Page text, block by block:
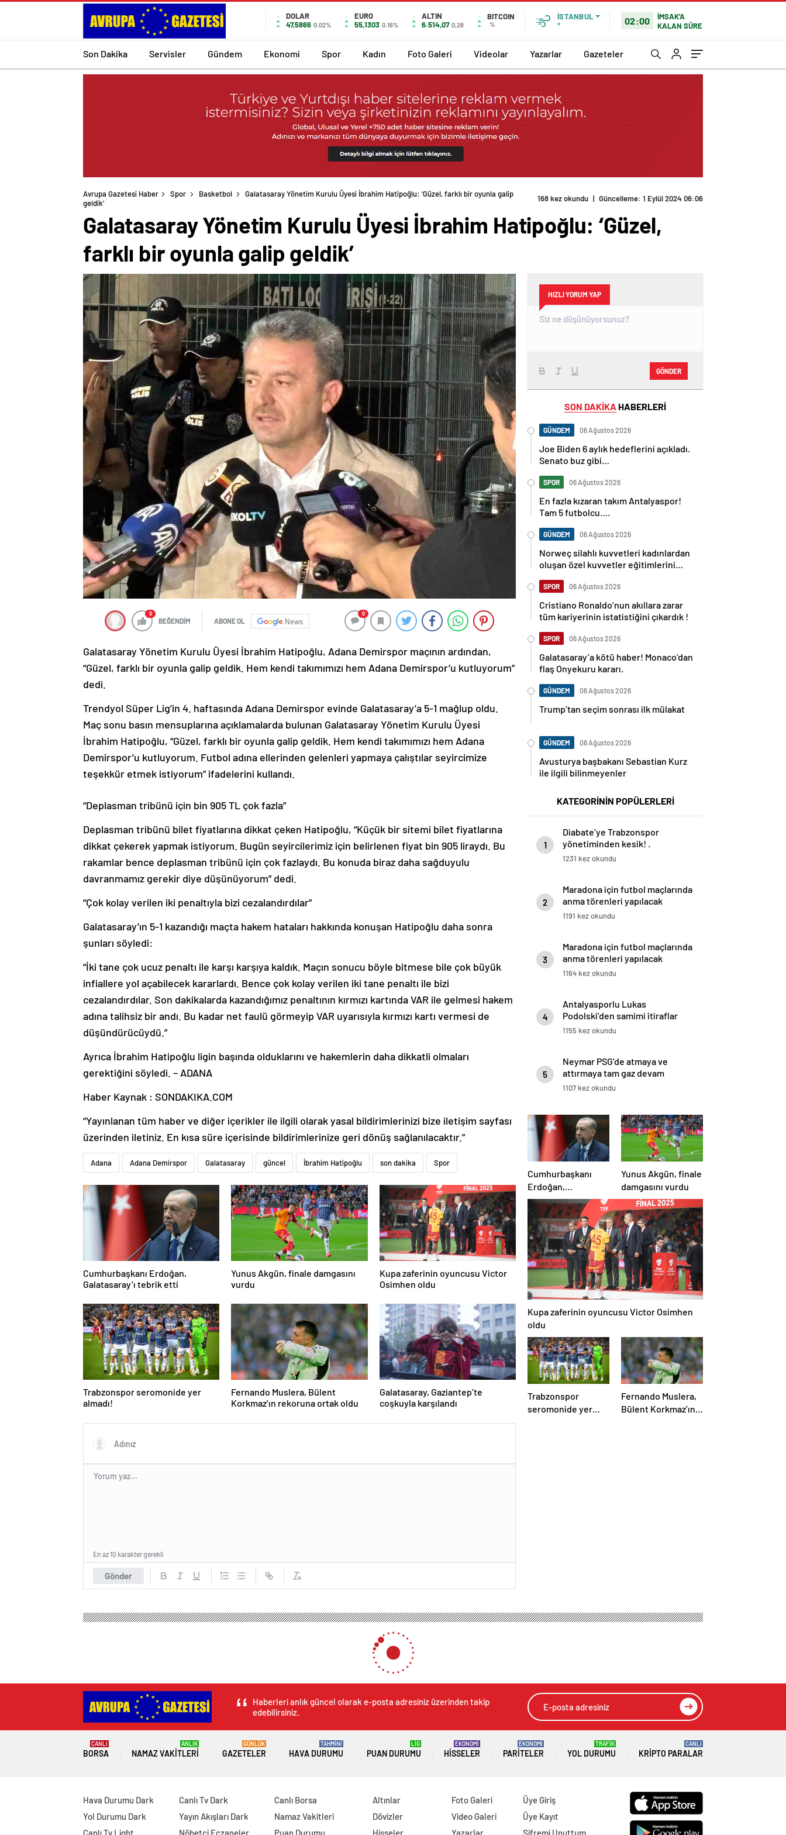
DOLAR
47,5866 0.02%
EURO
55,1303 0.16%
ALTIN
6.514,07 0,28
BITCOIN
%
İSTANBUL
°
02:00
İMSAK'A
KALAN SÜRE
Son Dakika Servisler Gündem Ekonomi Spor Kadın Foto Galeri Videolar Yazarlar Gazeteler
Avrupa Gazetesi Haber Spor Basketbol
Galatasaray Yönetim Kurulu Üyesi İbrahim Hatipoğlu: ‘Güzel, farklı bir oyunla galip
geldik’
168 kez okundu | Güncelleme: 1 Eylül 2024 06:06
Galatasaray Yönetim Kurulu Üyesi İbrahim Hatipoğlu: ‘Güzel,
farklı bir oyunla galip geldik’
0
BEĞENDİM ABONE OL News
0
Galatasaray Yönetim Kurulu Üyesi İbrahim Hatipoğlu, Adana Demirspor maçının ardından,
“Güzel, farklı bir oyunla galip geldik. Hem kendi takımımızı hem Adana Demirspor’u kutluyorum”
dedi.
Trendyol Süper Lig’in 4. haftasında Adana Demirspor evinde Galatasaray’a 5-1 mağlup oldu.
Maç sonu basın mensuplarına açıklamalarda bulunan Galatasaray Yönetim Kurulu Üyesi
İbrahim Hatipoğlu, “Güzel, farklı bir oyunla galip geldik. Hem kendi takımımızı hem Adana
Demirspor’u kutluyorum. Futbol adına ellerinden gelenleri yapmaya çalıştılar seyircimize
teşekkür etmek istiyorum” ifadelerini kullandı.
“Deplasman tribünü için bin 905 TL çok fazla”
Deplasman tribünü bilet fiyatlarına dikkat çeken Hatipoğlu, “Küçük bir sitemi bilet fiyatlarına
dikkat çekerek yapmak istiyorum. Bugün seyircilerimiz için belirlenen fiyat bin 905 liraydı. Bu
rakamlar bence deplasman tribünü için çok fazlaydı. Bu konuda biraz daha sağduyulu
davranmamız gerekir diye düşünüyorum” dedi.
“Çok kolay verilen iki penaltıyla bizi cezalandırdılar”
Galatasaray’ın 5-1 kazandığı maçta hakem hataları hakkında konuşan Hatipoğlu daha sonra
şunları söyledi:
“İki tane çok ucuz penaltı ile karşı karşıya kaldık. Maçın sonucu böyle bitmese bile çok büyük
infiallere yol açabilecek kararlardı. Bence çok kolay verilen iki tane penaltı ile bizi
cezalandırdılar. Son dakikalarda kazandığımız penaltının kırmızı kartında VAR ile gelmesi hakem
adına talihsiz bir andı. Bu kadar net faulü görmeyip VAR uyarısıyla kırmızı kartı vermesi de
düşündürücüydü.”
Ayrıca İbrahim Hatipoğlu ligin başında olduklarını ve hakemlerin daha dikkatli olmaları
gerektiğini söyledi. – ADANA
Haber Kaynak : SONDAKIKA.COM
“Yayınlanan tüm haber ve diğer içerikler ile ilgili olarak yasal bildirimlerinizi bize iletişim sayfası
üzerinden iletiniz. En kısa süre içerisinde bildirimlerinize geri dönüş sağlanılacaktır.”
Adana Adana Demirspor Galatasaray güncel İbrahim Hatipoğlu son dakika Spor
Cumhurbaşkanı Erdoğan,
Galatasaray’ı tebrik etti
Yunus Akgün, finale damgasını
vurdu
Kupa zaferinin oyuncusu Victor
Osimhen oldu
Trabzonspor seromonide yer
almadı!
Fernando Muslera, Bülent
Korkmaz’ın rekoruna ortak oldu
Galatasaray, Gaziantep’te
coşkuyla karşılandı
Gönder
En az 10 karakter gerekli
HIZLI YORUM YAP
GÖNDER
SON DAKİKA HABERLERİ
GÜNDEM 06 Ağustos 2026
Joe Biden 6 aylık hedeflerini açıkladı.
Senato buz gibi…
SPOR 06 Ağustos 2026
En fazla kızaran takım Antalyaspor!
Tam 5 futbolcu….
GÜNDEM 06 Ağustos 2026
Norweç silahlı kuvvetleri kadınlardan
oluşan özel kuvvetler eğitimlerini
SPOR 06 Ağustos 2026
Cristiano Ronaldo’nun akıllara zarar
tüm kariyerinin istatistiğini çıkardık !
SPOR 06 Ağustos 2026
Galatasaray’a kötü haber! Monaco’dan
flaş Onyekuru kararı.
GÜNDEM 06 Ağustos 2026
Trump’tan seçim sonrası ilk mülakat
GÜNDEM 06 Ağustos 2026
Avusturya başbakanı Sebastian Kurz
ile ilgili bilinmeyenler
KATEGORİNİN POPÜLERLERİ
1
Diabate’ye Trabzonspor
yönetiminden kesik! .
1231 kez okundu
2
Maradona için futbol maçlarında
anma törenleri yapılacak
1191 kez okundu
3
Maradona için futbol maçlarında
anma törenleri yapılacak
1164 kez okundu
4
Antalyasporlu Lukas
Podolski’den samimi itiraflar
“Türkiye benim ikinci vatanım” .
1155 kez okundu
5
Neymar PSG’de atmaya ve
attırmaya tam gaz devam
ediyor!
1107 kez okundu
Cumhurbaşkanı
Erdoğan,
Galatasaray’ı tebrik
etti
Yunus Akgün, finale
damgasını vurdu
Kupa zaferinin oyuncusu Victor Osimhen
oldu
Trabzonspor
seromonide yer
Fernando Muslera,
Bülent Korkmaz’ın
Haberleri anlık güncel olarak e-posta adresiniz üzerinden takip
edebilirsiniz.
BORSA
CANLI
NAMAZ VAKITLERI
ANLIK
GAZETELER
GÜNLÜK
HAVA DURUMU
TAHMİNİ
PUAN DURUMU
LİG
HISSELER
EKONOMİ
PARITELER
EKONOMİ
YOL DURUMU
TRAFİK
KRIPTO PARALAR
CANLI
Hava Durumu Dark
Yol Durumu Dark
Canlı Tv Light
Canlı Tv Dark
Yayın Akışları Dark
Nöbetçi Eczaneler
Canlı Borsa
Namaz Vakitleri
Puan Durumu
Altınlar
Dövizler
Hisseler
Foto Galeri
Video Galeri
Yazarlar
Üye Giriş
Üye Kayıt
Şifremi Unuttum